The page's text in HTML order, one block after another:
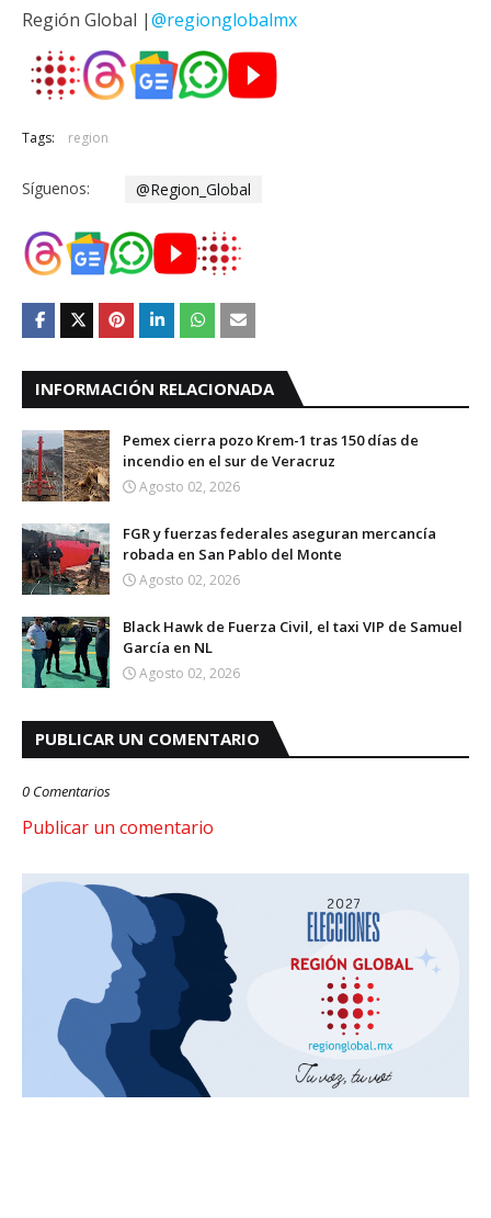
Región Global |@regionglobalmx
Tags: region
Síguenos: @Region_Global
INFORMACIÓN RELACIONADA
Pemex cierra pozo Krem-1 tras 150 días de
incendio en el sur de Veracruz
Agosto 02, 2026
FGR y fuerzas federales aseguran mercancía
robada en San Pablo del Monte
Agosto 02, 2026
Black Hawk de Fuerza Civil, el taxi VIP de Samuel
García en NL
Agosto 02, 2026
PUBLICAR UN COMENTARIO
0 Comentarios
Publicar un comentario